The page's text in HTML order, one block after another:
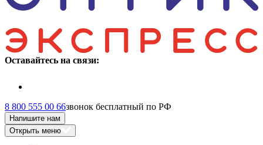
Оставайтесь на связи:
8 800 555 00 66звонок бесплатный по РФ
Напишите нам
Открыть меню